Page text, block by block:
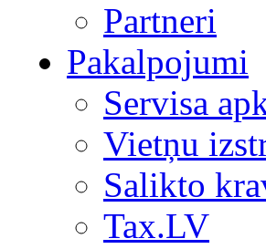
Partneri
Pakalpojumi
Servisa
Vietņu
Salikto
Tax.LV